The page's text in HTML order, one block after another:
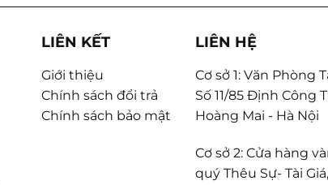
LIÊN KẾT
Giới thiệu
Chính sách đổi trả
Chính sách bảo mật
LIÊN HỆ
Cơ sở 1: Văn Phòng
Số 11/85 Định Công
Hoàng Mai - Hà Nội
Cơ sở 2: Cửa hàng
quý Thêu Sự- Tài